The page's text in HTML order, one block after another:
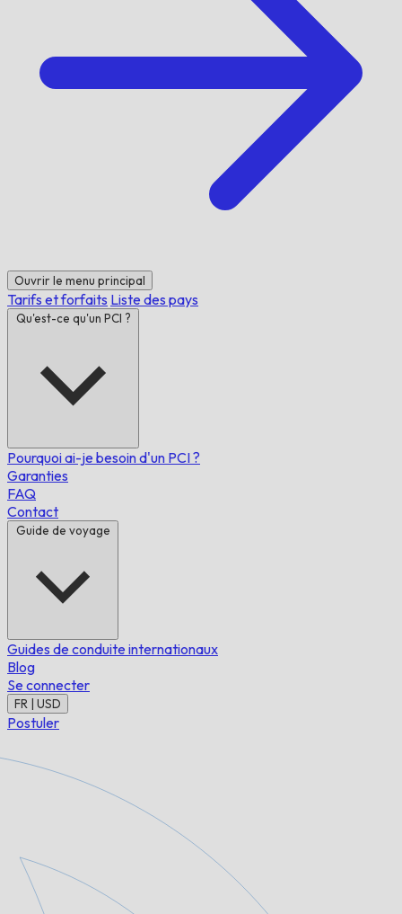
Ouvrir le menu principal
Tarifs et forfaits Liste des pays
Qu'est-ce qu'un PCI ?
Pourquoi ai-je besoin d'un PCI ?
Garanties
FAQ
Contact
Guide de voyage
Guides de conduite internationaux
Blog
Se connecter
FR | USD
Postuler